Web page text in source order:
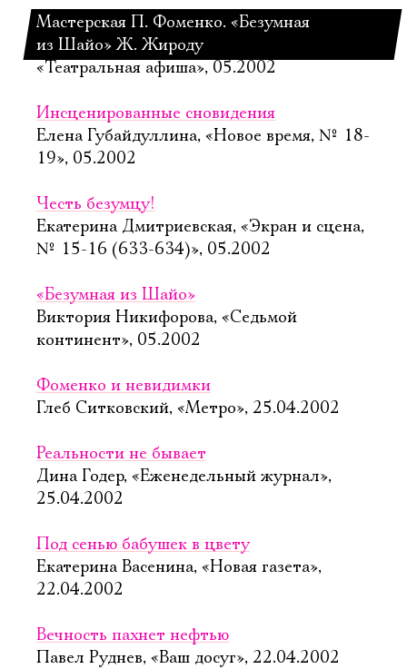
Мастерская П. Фоменко. «Безумная
из Шайо» Ж. Жироду
«Театральная афиша», 05.2002
Инсценированные сновидения
Елена Губайдуллина, «Новое время, № 18-
19», 05.2002
Честь безумцу!
Екатерина Дмитриевская, «Экран и сцена,
№ 15-16 (633-634)», 05.2002
«Безумная из Шайо»
Виктория Никифорова, «Седьмой
континент», 05.2002
Фоменко и невидимки
Глеб Ситковский, «Метро», 25.04.2002
Реальности не бывает
Дина Годер, «Еженедельный журнал»,
25.04.2002
Под сенью бабушек в цвету
Екатерина Васенина, «Новая газета»,
22.04.2002
Вечность пахнет нефтью
Павел Руднев, «Ваш досуг», 22.04.2002